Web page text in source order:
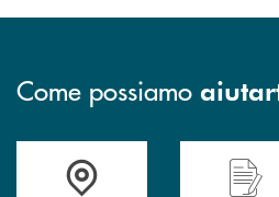
Come possiamo
Trova la filiale più vicina a teHai bisogno